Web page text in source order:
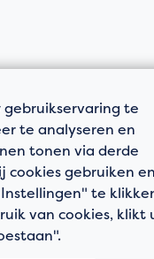
te
te analyseren en
tonen via derde
cookies gebruiken en
te
van cookies, klikt